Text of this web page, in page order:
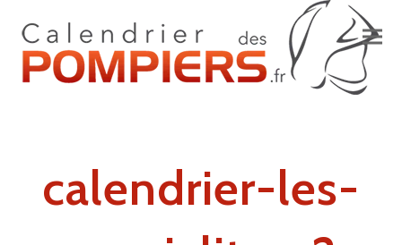
calendrier-les-